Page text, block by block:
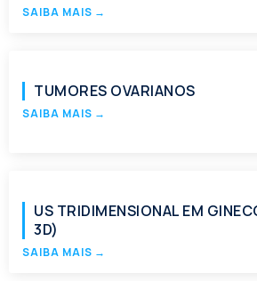
SAIBA MAIS →
TUMORES OVARIANOS
SAIBA MAIS →
US TRIDIMENSIONAL EM
3D)
SAIBA MAIS →